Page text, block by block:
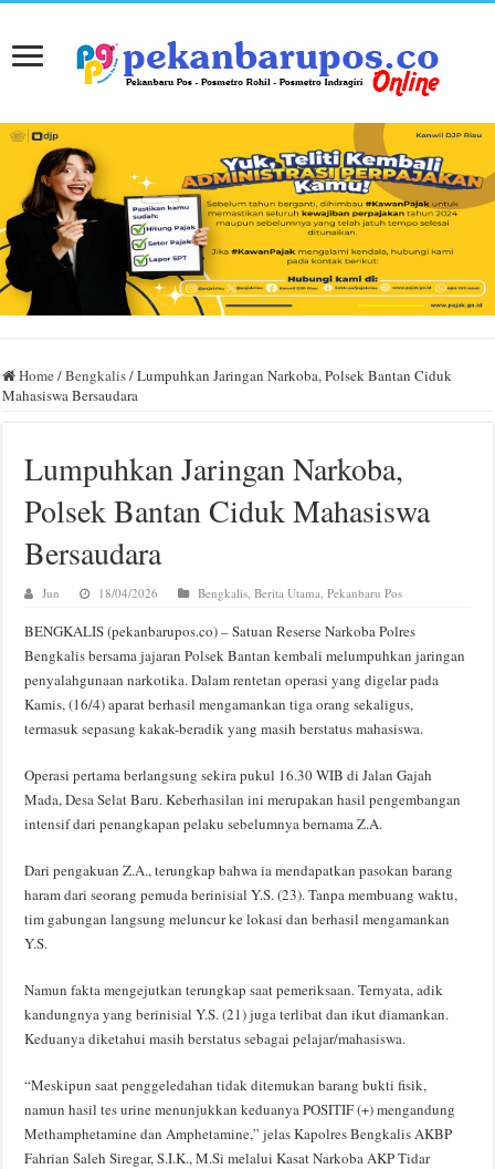
Home /Bengkalis/Lumpuhkan Jaringan Narkoba, Polsek Bantan Ciduk
Mahasiswa Bersaudara
Lumpuhkan Jaringan Narkoba,
Polsek Bantan Ciduk Mahasiswa
Bersaudara
Jun 18/04/2026 Bengkalis ,Berita Utama ,Pekanbaru Pos
BENGKALIS (pekanbarupos.co) – Satuan Reserse Narkoba Polres
Bengkalis bersama jajaran Polsek Bantan kembali melumpuhkan jaringan
penyalahgunaan narkotika. Dalam rentetan operasi yang digelar pada
Kamis, (16/4) aparat berhasil mengamankan tiga orang sekaligus,
termasuk sepasang kakak-beradik yang masih berstatus mahasiswa.
Operasi pertama berlangsung sekira pukul 16.30 WIB di Jalan Gajah
Mada, Desa Selat Baru. Keberhasilan ini merupakan hasil pengembangan
intensif dari penangkapan pelaku sebelumnya bernama Z.A.
Dari pengakuan Z.A., terungkap bahwa ia mendapatkan pasokan barang
haram dari seorang pemuda berinisial Y.S. (23). Tanpa membuang waktu,
tim gabungan langsung meluncur ke lokasi dan berhasil mengamankan
Y.S.
Namun fakta mengejutkan terungkap saat pemeriksaan. Ternyata, adik
kandungnya yang berinisial Y.S. (21) juga terlibat dan ikut diamankan.
Keduanya diketahui masih berstatus sebagai pelajar/mahasiswa.
“Meskipun saat penggeledahan tidak ditemukan barang bukti fisik,
namun hasil tes urine menunjukkan keduanya POSITIF (+) mengandung
Methamphetamine dan Amphetamine,” jelas Kapolres Bengkalis AKBP
Fahrian Saleh Siregar, S.I.K., M.Si melalui Kasat Narkoba AKP Tidar